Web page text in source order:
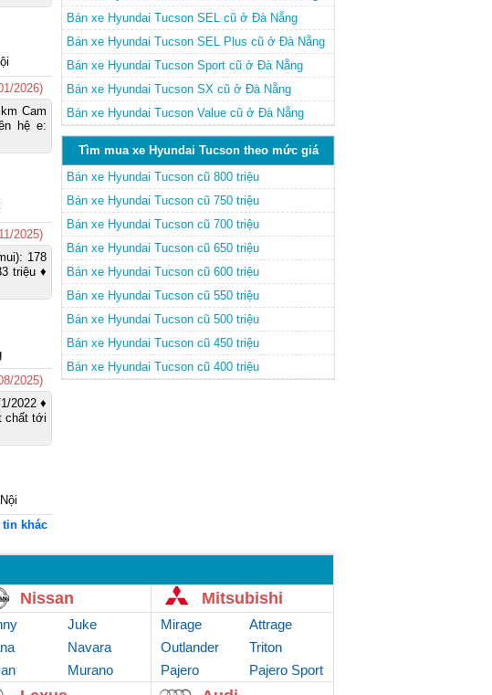
2026)
Cam
hệ e:
2025)
178
triệu ♦
2025)
2022 ♦
chất tới
tin khác
Bán xe Hyundai Tucson SEL cũ ở Đà Nẵng
Bán xe Hyundai Tucson SEL Plus cũ ở Đà Nẵng
Bán xe Hyundai Tucson Sport cũ ở Đà Nẵng
Bán xe Hyundai Tucson SX cũ ở Đà Nẵng
Bán xe Hyundai Tucson Value cũ ở Đà Nẵng
Tìm mua xe Hyundai Tucson theo mức giá
Bán xe Hyundai Tucson cũ 800 triệu
Bán xe Hyundai Tucson cũ 750 triệu
Bán xe Hyundai Tucson cũ 700 triệu
Bán xe Hyundai Tucson cũ 650 triệu
Bán xe Hyundai Tucson cũ 600 triệu
Bán xe Hyundai Tucson cũ 550 triệu
Bán xe Hyundai Tucson cũ 500 triệu
Bán xe Hyundai Tucson cũ 450 triệu
Bán xe Hyundai Tucson cũ 400 triệu
Nissan
Juke
Navara
Murano
Mitsubishi
Mirage
Attrage
Outlander
Sport
Triton
Pajero
Pajero Sport